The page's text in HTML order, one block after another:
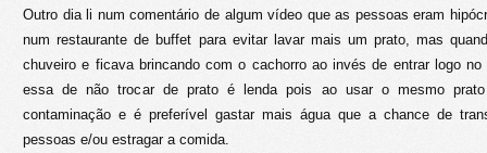
Outro dia li num comentário de algum vídeo que as pessoas eram
num restaurante de buffet para evitar lavar mais um prato, mas
chuveiro e ficava brincando com o cachorro ao invés de entrar logo
essa de não trocar de prato é lenda pois ao usar o mesmo
contaminação e é preferível gastar mais água que a chance de
pessoas e/ou estragar a comida.